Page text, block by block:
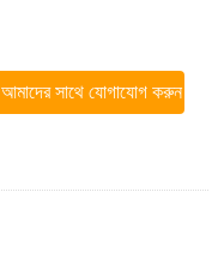
আমাদের সাথে যোগাযোগ করুন